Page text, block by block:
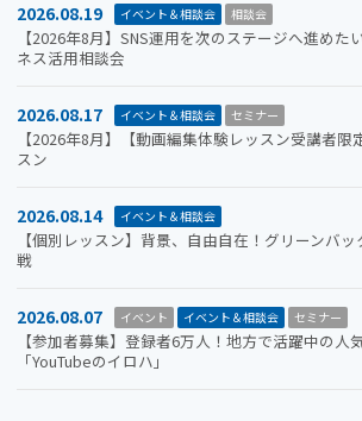
2026.08.19 イベント＆相談会 相談会
【2026年8月】SNS運用を次のステージへ進めた
ネス活用相談会
2026.08.17 イベント＆相談会 セミナー
【2026年8月】【動画編集体験レッスン受講者限
スン
2026.08.14 イベント＆相談会
【個別レッスン】背景、自由自在！グリーンバ
戦
2026.08.07 イベント イベント＆相談会 セミナー
【参加者募集】登録者6万人！地方で活躍中の人
「YouTubeのイロハ」